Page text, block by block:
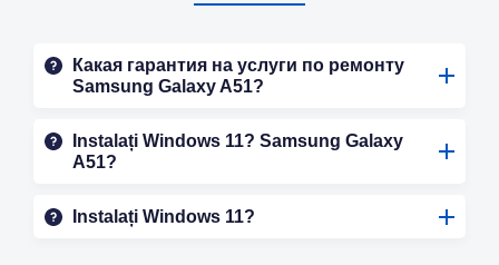
Какая гарантия на услуги по ремонту
Samsung Galaxy A51?
Instalați Windows 11? Samsung Galaxy
A51?
Instalați Windows 11?